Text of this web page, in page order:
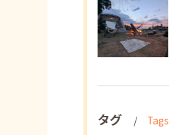
タグ Tags